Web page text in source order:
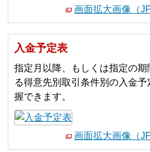
画面拡大画像（
入金予定表
指定月以降、もしくは指定の
る得意先別取引条件別の入金
握できます。
画面拡大画像（